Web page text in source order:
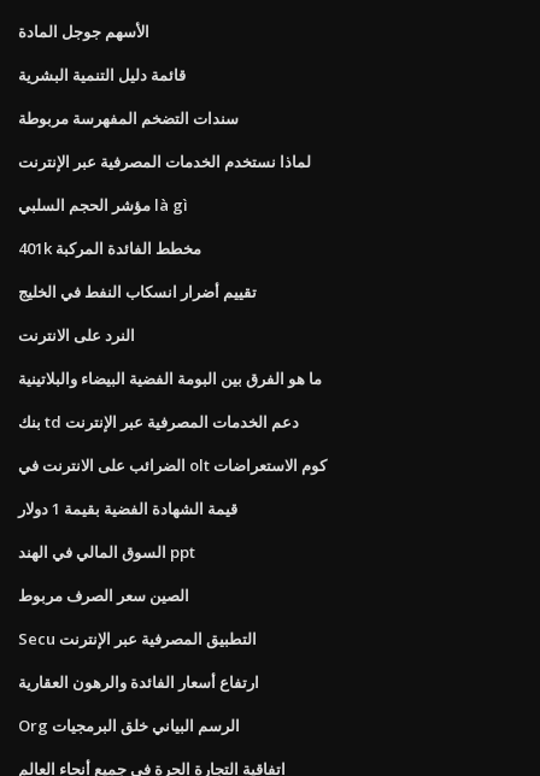
الأسهم جوجل المادة
قائمة دليل التنمية البشرية
سندات التضخم المفهرسة مربوطة
لماذا نستخدم الخدمات المصرفية عبر الإنترنت
مؤشر الحجم السلبي là gì
401k مخطط الفائدة المركبة
تقييم أضرار انسكاب النفط في الخليج
النرد على الانترنت
ما هو الفرق بين البومة الفضية البيضاء والبلاتينية
بنك td دعم الخدمات المصرفية عبر الإنترنت
الضرائب على الانترنت في olt كوم الاستعراضات
قيمة الشهادة الفضية بقيمة 1 دولار
السوق المالي في الهند ppt
الصين سعر الصرف مربوط
Secu التطبيق المصرفية عبر الإنترنت
ارتفاع أسعار الفائدة والرهون العقارية
Org الرسم البياني خلق البرمجيات
اتفاقية التجارة الحرة في جميع أنحاء العالم